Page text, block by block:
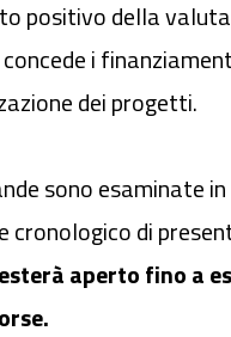
positivo della
i
dei progetti.
sono esaminate
cronologico di
aperto fino a